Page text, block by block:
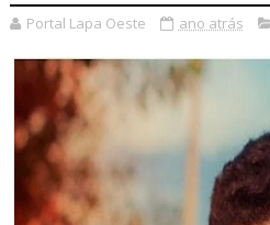
Portal Lapa Oeste ano atrás